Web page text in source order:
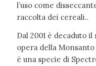
l’uso come
raccolta dei cereali..
Dal 2001 è decaduto
opera della
è una specie di